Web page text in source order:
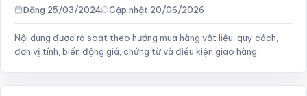
Đăng 25/03/2024 Cập nhật 20/06/2026
Nội dung được rà soát theo hướng mua hàng vật liệu: quy cách,
đơn vị tính, biến động giá, chứng từ và điều kiện giao hàng.